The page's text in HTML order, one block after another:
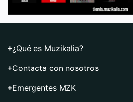
¿Qué es Muzikalia?
Contacta con nosotros
Emergentes MZK